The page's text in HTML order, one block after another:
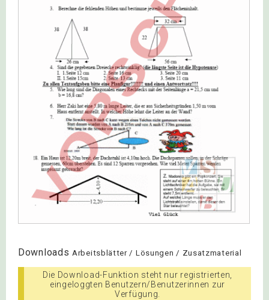
Downloads Arbeitsblätter / Lösungen / Zusatzmaterial
Die Download-Funktion steht nur registrierten,
eingeloggten Benutzern/Benutzerinnen zur
Verfügung.